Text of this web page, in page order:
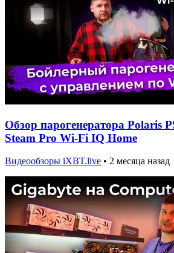
Обзор парогенератора Polaris
Steam Pro Wi-Fi IQ Home
Видеообзоры iXBT.live • 2 месяца назад